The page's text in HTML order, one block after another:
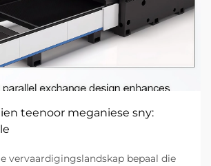
teenoor meganiese sny:
vervaardigingslandskap bepaal die